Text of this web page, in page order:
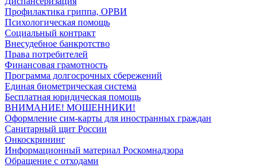
Профилактика гриппа, ОРВИ
Психологическая помощь
Социальный контракт
Внесудебное банкротство
Права потребителей
Финансовая грамотность
Программа долгосрочных сбережений
Единая биометрическая система
Бесплатная юридическая помощь
ВНИМАНИЕ! МОШЕННИКИ!
Оформление сим-карты для иностранных граждан
Санитарный щит России
Онкоскрининг
Информационный материал Роскомнадзора
Обращение с отходами